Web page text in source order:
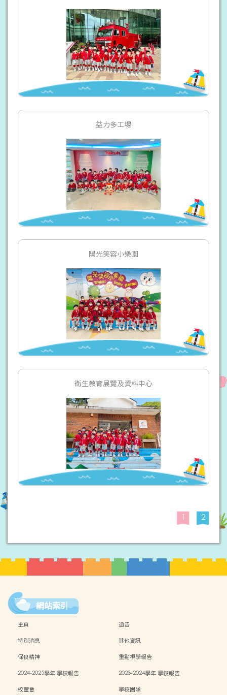
益力多工場
陽光笑容小樂園
衛生教育展覽及資料中心
1 2
網站索引
主頁
通告
特別消息
其他資訊
保良精神
重點視學報告
2024-2025學年 學校報告
2023-2024學年 學校報告
校董會
學校團隊